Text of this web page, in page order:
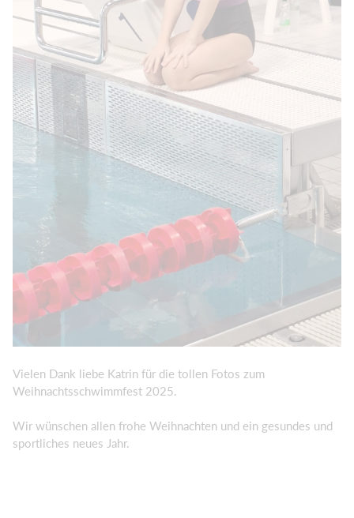
Vielen Dank liebe Katrin für die tollen Fotos zum
Weihnachtsschwimmfest 2025.
Wir wünschen allen frohe Weihnachten und ein gesundes und
sportliches neues Jahr.